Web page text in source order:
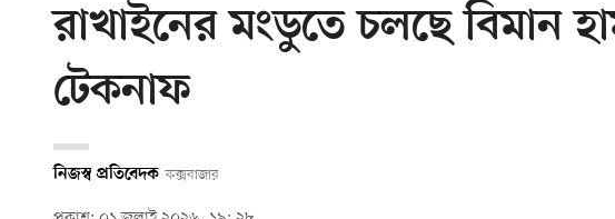
রাখাইনের মংডুতে চলছে বিমান
টেকনাফ
নিজস্ব প্রতিবেদক কক্সবাজার